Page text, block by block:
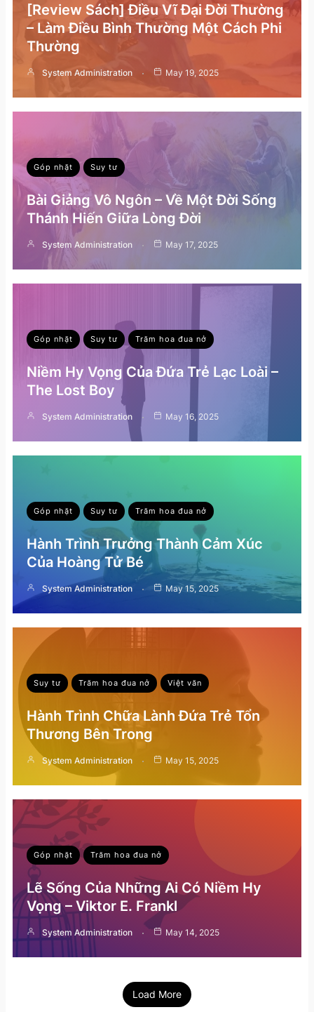
[Review Sách] Điều Vĩ Đại Đời Thường
– Làm Điều Bình Thường Một Cách Phi
Thường
System Administration May 19, 2025
Góp nhặt Suy tư
Bài Giảng Vô Ngôn – Về Một Đời Sống
Thánh Hiến Giữa Lòng Đời
System Administration May 17, 2025
Góp nhặt Suy tư Trăm hoa đua nở
Niềm Hy Vọng Của Đứa Trẻ Lạc Loài –
The Lost Boy
System Administration May 16, 2025
Góp nhặt Suy tư Trăm hoa đua nở
Hành Trình Trưởng Thành Cảm Xúc
Của Hoàng Tử Bé
System Administration May 15, 2025
Suy tư Trăm hoa đua nở Việt văn
Hành Trình Chữa Lành Đứa Trẻ Tổn
Thương Bên Trong
System Administration May 15, 2025
Góp nhặt Trăm hoa đua nở
Lẽ Sống Của Những Ai Có Niềm Hy
Vọng – Viktor E. Frankl
System Administration May 14, 2025
Load More